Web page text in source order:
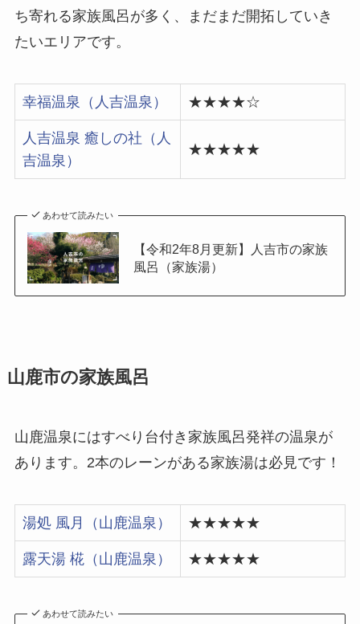
ち寄れる家族風呂が多く、まだまだ開拓していき
たいエリアです。
幸福温泉（人吉温泉） ★★★★☆
人吉温泉 癒しの社（人
吉温泉）
★★★★★
あわせて読みたい
【令和2年8月更新】人吉市の家族
風呂（家族湯）
山鹿市の家族風呂
山鹿温泉にはすべり台付き家族風呂発祥の温泉が
あります。2本のレーンがある家族湯は必見です！
湯処 風月（山鹿温泉） ★★★★★
露天湯 椛（山鹿温泉） ★★★★★
あわせて読みたい